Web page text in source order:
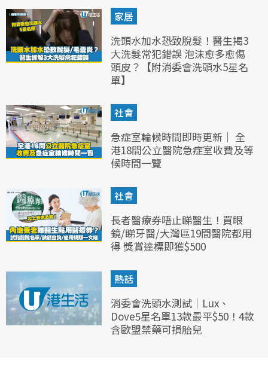
家居
洗頭水加水恐致脫髮！醫生揭3
大洗髮常犯錯誤 泡沫愈多愈傷
頭皮？【附消委會洗頭水5星名
單】
社會
急症室輪候時間即時更新｜ 全
港18間公立醫院急症室收費及等
候時間一覽
社會
長者醫療券唔止睇醫生！買眼
鏡/睇牙醫/大灣區19間醫院都用
得 獎賞達標即獲$500
熱話
消委會洗頭水測試｜Lux、
Dove5星名單13款最平$50！4款
含歐盟禁藥可損胎兒